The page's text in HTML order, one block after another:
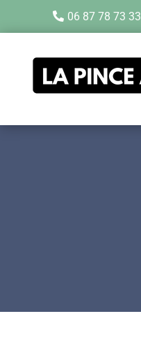
06 87 78 73 33